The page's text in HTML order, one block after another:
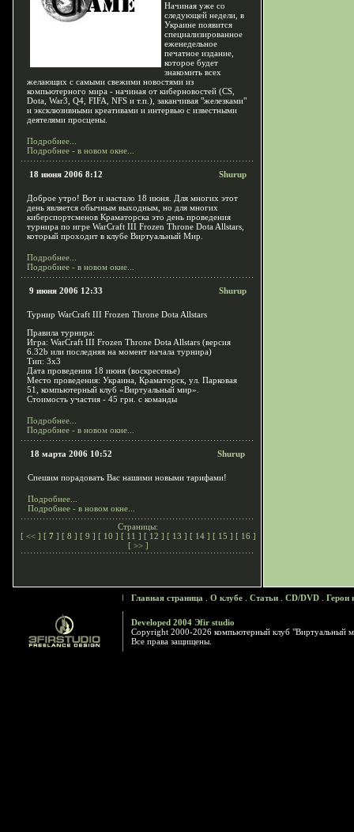
Начиная уже со
следующей недели, в
Украине появится
специализированное
еженедельное
печатное издание,
которое будет
знакомить всех
желающих с самыми свежими новостями из
компьютерного мира - начиная от киберновостей (CS,
Dota, War3, Q4, FIFA, NFS и т.п.), заканчивая "железками"
и эксклюзивными креативами и интервью с известными
деятелями просцены.
Подробнее...
Подробнее - в новом окне...
18 июня 2006 8:12 Shurup
Доброе утро! Вот и настало 18 июня. Для многих этот
день является обычным выходным, но для многих
киберспортсменов Краматорска это день проведения
турнира по игре WarCraft III Frozen Throne Dota Allstars,
который проходит в клубе Виртуальный Мир.
Подробнее...
Подробнее - в новом окне...
9 июня 2006 12:33 Shurup
Турнир WarCraft III Frozen Throne Dota Allstars
Правила турнира:
Игра: WarCraft III Frozen Throne Dota Allstars (версия
6.32b или последняя на момент начала турнира)
Тип: 3х3
Дата проведения 18 июня (воскресенье)
Место проведения: Украина, Краматорск, ул. Парковая
51, компьютерный клуб «Виртуальный мир».
Стоимость участия - 45 грн. с команды
Подробнее...
Подробнее - в новом окне...
18 марта 2006 10:52 Shurup
Спешим порадовать Вас нашими новыми тарифами!
Подробнее...
Подробнее - в новом окне...
Страницы:
[ << ] [ 7] [ 8 ] [ 9 ] [ 10 ] [ 11 ] [ 12 ] [ 13 ] [ 14 ] [ 15 ] [ 16 ]
[ >> ]
Главная страница О клубе Статьи CD/DVD Герои
Developed 2004 Эfir studio
Copyright 2000-2026 компьютерный клуб "Виртуальный
Все права защищены.